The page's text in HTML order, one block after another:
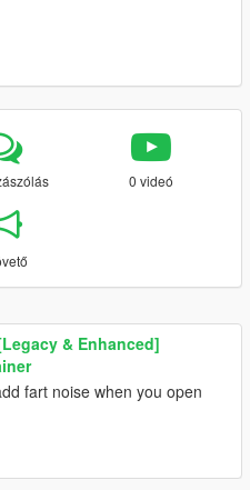
0 videó
& Enhanced]
fart noise when you open